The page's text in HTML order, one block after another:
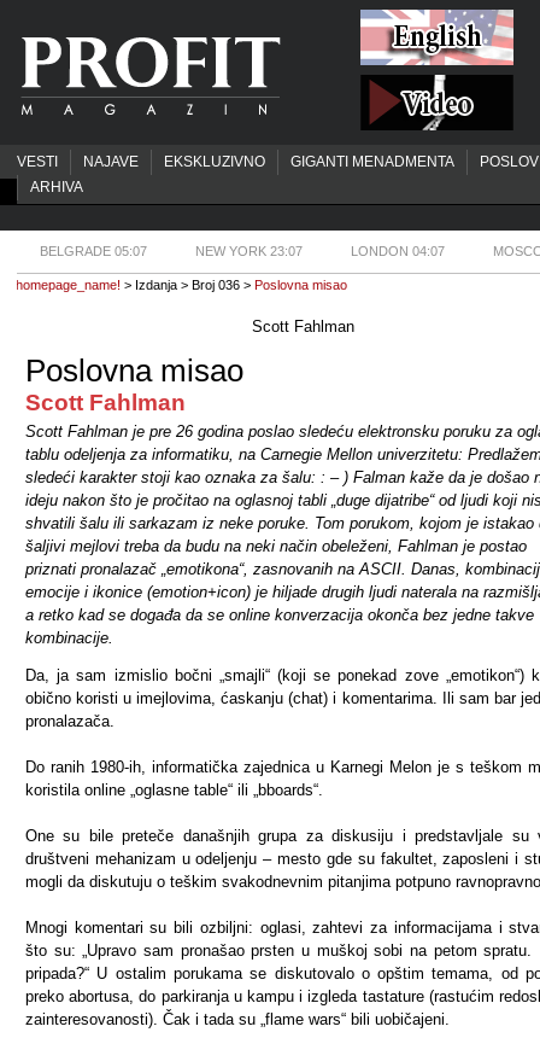
VESTI NAJAVE EKSKLUZIVNO GIGANTI MENADMENTA
ARHIVA
BELGRADE 05:07 NEW YORK 23:07 LONDON 04:07
homepage_name! > Izdanja > Broj 036 > Poslovna misao
Scott Fahlman
Poslovna misao
Scott Fahlman
Scott Fahlman je pre 26 godina poslao sledeću elektronsku poruku za
tablu odeljenja za informatiku, na Carnegie Mellon univerzitetu:
sledeći karakter stoji kao oznaka za šalu: : – ) Falman kaže da je došao
ideju nakon što je pročitao na oglasnoj tabli „duge dijatribe“ od ljudi koji
shvatili šalu ili sarkazam iz neke poruke. Tom porukom, kojom je istakao
šaljivi mejlovi treba da budu na neki način obeleženi, Fahlman je postao
priznati pronalazač „emotikona“, zasnovanih na ASCII. Danas,
emocije i ikonice (emotion+icon) je hiljade drugih ljudi naterala na
a retko kad se događa da se online konverzacija okonča bez jedne takve
kombinacije.
Da, ja sam izmislio bočni „smajli“ (koji se ponekad zove „emotikon“)
obično koristi u imejlovima, ćaskanju (chat) i komentarima. Ili sam bar
pronalazača.
Do ranih 1980-ih, informatička zajednica u Karnegi Melon je s teškom
koristila online „oglasne table“ ili „bboards“.
One su bile preteče današnjih grupa za diskusiju i predstavljale su
društveni mehanizam u odeljenju – mesto gde su fakultet, zaposleni i
mogli da diskutuju o teškim svakodnevnim pitanjima potpuno
Mnogi komentari su bili ozbiljni: oglasi, zahtevi za informacijama i
što su: „Upravo sam pronašao prsten u muškoj sobi na petom spratu.
pripada?“ U ostalim porukama se diskutovalo o opštim temama, od
preko abortusa, do parkiranja u kampu i izgleda tastature (rastućim
zainteresovanosti). Čak i tada su „flame wars“ bili uobičajeni.